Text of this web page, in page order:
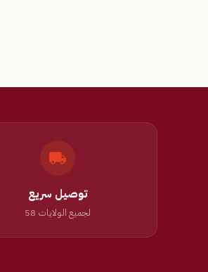
توصيل سريع
لجميع الولايات 58